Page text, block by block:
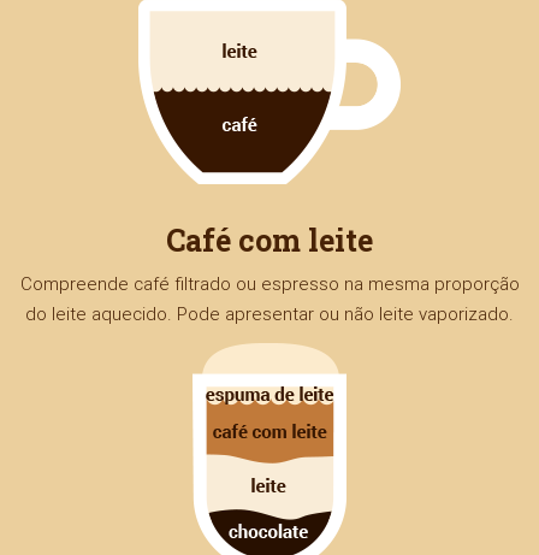
Café com leite
Compreende café filtrado ou espresso na mesma proporção
do leite aquecido. Pode apresentar ou não leite vaporizado.